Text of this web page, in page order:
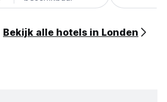
Bekijk alle hotels in Londen